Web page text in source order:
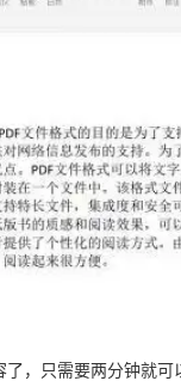
了，只需要两分钟就可